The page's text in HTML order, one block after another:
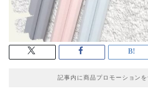
記事内に商品プロモーション